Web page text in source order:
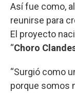
Así fue como,
reunirse para
El proyecto
“Choro
“Surgió como
porque somos